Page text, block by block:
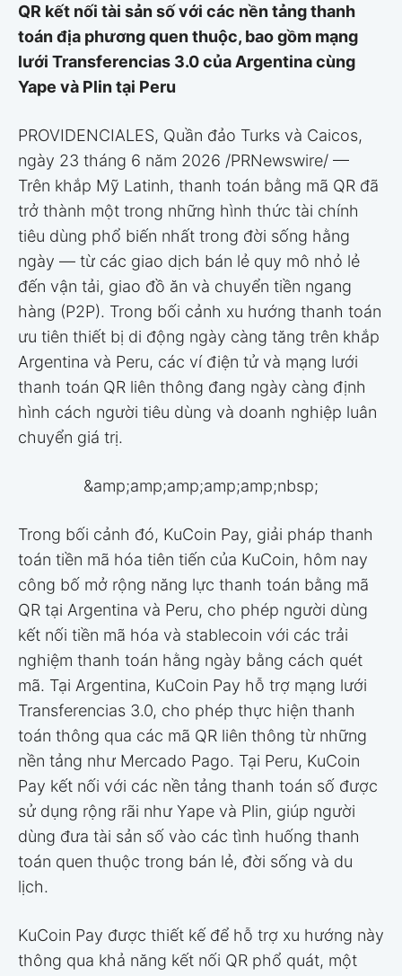
QR kết nối tài sản số với các nền tảng thanh
toán địa phương quen thuộc, bao gồm mạng
lưới Transferencias 3.0 của Argentina cùng
Yape và Plin tại Peru
PROVIDENCIALES, Quần đảo Turks và Caicos,
ngày 23 tháng 6 năm 2026 /PRNewswire/ —
Trên khắp Mỹ Latinh, thanh toán bằng mã QR đã
trở thành một trong những hình thức tài chính
tiêu dùng phổ biến nhất trong đời sống hằng
ngày — từ các giao dịch bán lẻ quy mô nhỏ lẻ
đến vận tải, giao đồ ăn và chuyển tiền ngang
hàng (P2P). Trong bối cảnh xu hướng thanh toán
ưu tiên thiết bị di động ngày càng tăng trên khắp
Argentina và Peru, các ví điện tử và mạng lưới
thanh toán QR liên thông đang ngày càng định
hình cách người tiêu dùng và doanh nghiệp luân
chuyển giá trị.
&amp;amp;amp;amp;amp;nbsp;
Trong bối cảnh đó, KuCoin Pay, giải pháp thanh
toán tiền mã hóa tiên tiến của KuCoin, hôm nay
công bố mở rộng năng lực thanh toán bằng mã
QR tại Argentina và Peru, cho phép người dùng
kết nối tiền mã hóa và stablecoin với các trải
nghiệm thanh toán hằng ngày bằng cách quét
mã. Tại Argentina, KuCoin Pay hỗ trợ mạng lưới
Transferencias 3.0, cho phép thực hiện thanh
toán thông qua các mã QR liên thông từ những
nền tảng như Mercado Pago. Tại Peru, KuCoin
Pay kết nối với các nền tảng thanh toán số được
sử dụng rộng rãi như Yape và Plin, giúp người
dùng đưa tài sản số vào các tình huống thanh
toán quen thuộc trong bán lẻ, đời sống và du
lịch.
KuCoin Pay được thiết kế để hỗ trợ xu hướng này
thông qua khả năng kết nối QR phổ quát, một